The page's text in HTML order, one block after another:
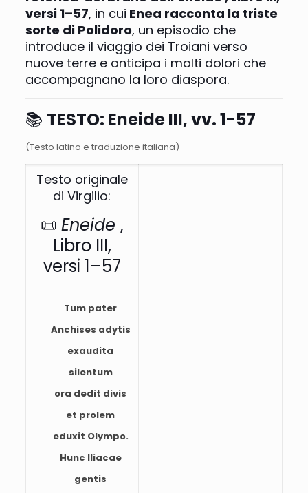
versi 1–57, in cui Enea racconta la triste
sorte di Polidoro, un episodio che
introduce il viaggio dei Troiani verso
nuove terre e anticipa i molti dolori che
accompagnano la loro diaspora.
📚 TESTO: Eneide III, vv. 1-57
(Testo latino e traduzione italiana)
Testo originale
di Virgilio:
📜 Eneide ,
Libro III,
versi 1–57
Tum pater
Anchises adytis
exaudita
silentum
ora dedit divis
et prolem
eduxit Olympo.
Hunc Iliacae
gentis